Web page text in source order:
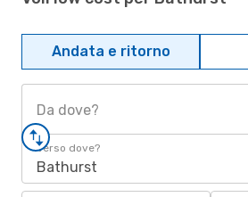
Andata e ritorno
Da dove?
Verso dove?
Bathurst